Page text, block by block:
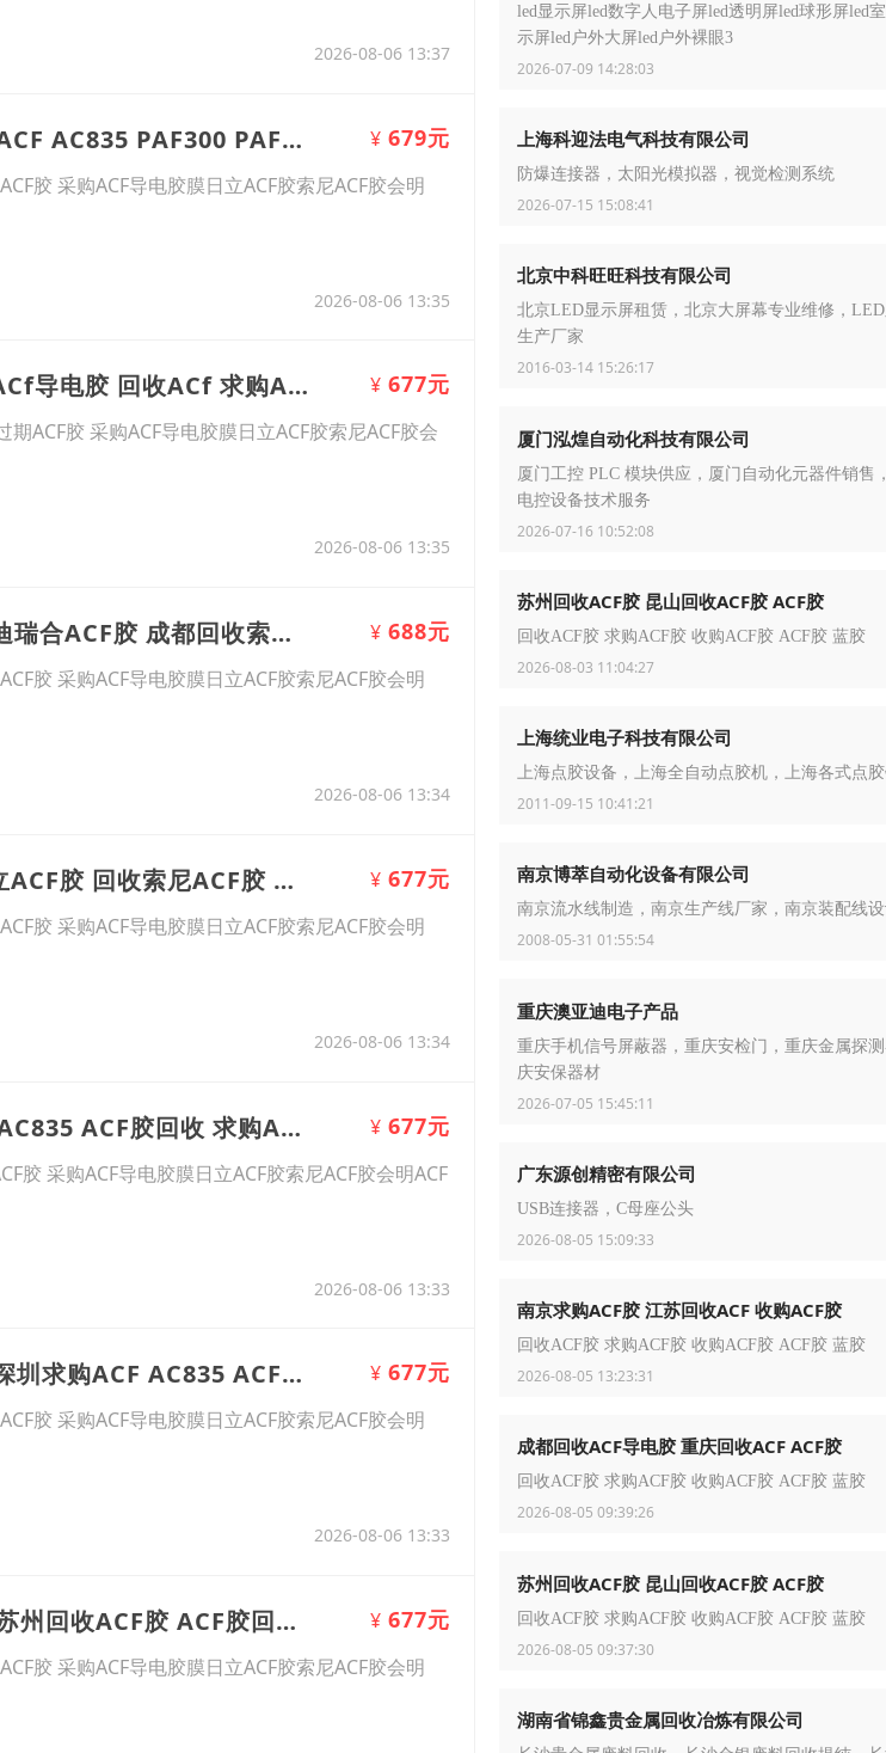
2026-08-06 13:37
10、ACF胶 南京求购ACF 回收日立ACF AC835 PAF300 PAF303 ¥ 679元
胶 采购ACF导电胶膜日立ACF胶索尼ACF胶会明
2026-08-06 13:35
11、重庆求购ACF导电胶 苏州回收ACf导电胶 回收ACf 求购ACF PAF710 ACF胶 ¥ 677元
ACF胶 采购ACF导电胶膜日立ACF胶索尼ACF胶会
2026-08-06 13:35
12、成都求购日立ACF胶 成都收购迪瑞合ACF胶 成都回收索尼ACF 回收ACF PAF300 AC835 ¥ 688元
胶 采购ACF导电胶膜日立ACF胶索尼ACF胶会明
2026-08-06 13:34
13、苏州回收迪瑞合ACf胶 回收日立ACF胶 回收索尼ACF胶 ACF胶回收 AC835A ¥ 677元
胶 采购ACF导电胶膜日立ACF胶索尼ACF胶会明
2026-08-06 13:34
14、上海回收蓝胶塔菲胶 回收ACF AC835 ACF胶回收 求购ACF胶 收购ACF胶 ¥ 677元
胶 采购ACF导电胶膜日立ACF胶索尼ACF胶会明ACF
2026-08-06 13:33
15、厦门回收ACF胶 佛山收购ACf 深圳求购ACF AC835 ACF胶回收 ¥ 677元
胶 采购ACF导电胶膜日立ACF胶索尼ACF胶会明
2026-08-06 13:33
16、南京求购ACF胶 无锡收购ACF 苏州回收ACF胶 ACF胶回收 AC835 PAF300C ¥ 677元
胶 采购ACF导电胶膜日立ACF胶索尼ACF胶会明
led显示屏led数字人电子屏led透明屏led球形屏led
示屏led户外大屏led户外裸眼3
2026-07-09 14:28:03
上海科迎法电气科技有限公司
防爆连接器，太阳光模拟器，视觉检测系统
2026-07-15 15:08:41
北京中科旺旺科技有限公司
北京LED显示屏租赁，北京大屏幕专业维修，
生产厂家
2016-03-14 15:26:17
厦门泓煌自动化科技有限公司
厦门工控 PLC 模块供应，厦门自动化元器件销售
电控设备技术服务
2026-07-16 10:52:08
苏州回收ACF胶 昆山回收ACF胶 ACF胶
回收ACF胶 求购ACF胶 收购ACF胶 ACF胶 蓝胶
2026-08-03 11:04:27
上海统业电子科技有限公司
上海点胶设备，上海全自动点胶机，上海各式点
2011-09-15 10:41:21
南京博萃自动化设备有限公司
南京流水线制造，南京生产线厂家，南京装配线
2008-05-31 01:55:54
重庆澳亚迪电子产品
重庆手机信号屏蔽器，重庆安检门，重庆金属探
庆安保器材
2026-07-05 15:45:11
广东源创精密有限公司
USB连接器，C母座公头
2026-08-05 15:09:33
南京求购ACF胶 江苏回收ACF 收购ACF胶
回收ACF胶 求购ACF胶 收购ACF胶 ACF胶 蓝胶
2026-08-05 13:23:31
成都回收ACF导电胶 重庆回收ACF ACF胶
回收ACF胶 求购ACF胶 收购ACF胶 ACF胶 蓝胶
2026-08-05 09:39:26
苏州回收ACF胶 昆山回收ACF胶 ACF胶
回收ACF胶 求购ACF胶 收购ACF胶 ACF胶 蓝胶
2026-08-05 09:37:30
湖南省锦鑫贵金属回收冶炼有限公司